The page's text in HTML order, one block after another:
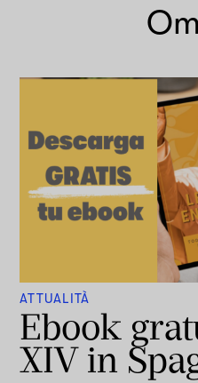
ATTUALITÀ
Ebook
XIV in